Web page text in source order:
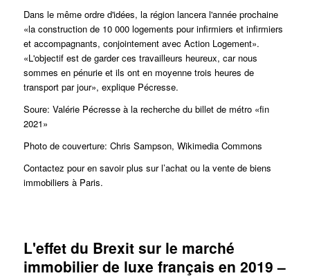
Dans le même ordre d'idées, la région lancera l'année prochaine
«la construction de 10 000 logements pour infirmiers et infirmiers
et accompagnants, conjointement avec Action Logement».
«L'objectif est de garder ces travailleurs heureux, car nous
sommes en pénurie et ils ont en moyenne trois heures de
transport par jour», explique Pécresse.
Soure: Valérie Pécresse à la recherche du billet de métro «fin
2021»
Photo de couverture: Chris Sampson, Wikimedia Commons
Contactez pour en savoir plus sur l’achat ou la vente de biens
immobiliers à Paris.
L'effet du Brexit sur le marché
immobilier de luxe français en 2019 –